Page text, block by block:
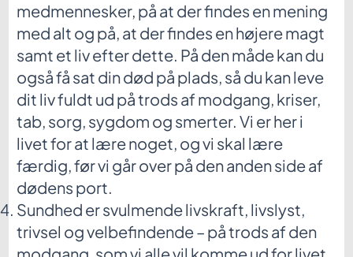
medmennesker, på at der findes en mening
med alt og på, at der findes en højere magt
samt et liv efter dette. På den måde kan du
også få sat din død på plads, så du kan leve
dit liv fuldt ud på trods af modgang, kriser,
tab, sorg, sygdom og smerter. Vi er her i
livet for at lære noget, og vi skal lære
færdig, før vi går over på den anden side af
dødens port.
Sundhed er svulmende livskraft, livslyst,
trivsel og velbefindende – på trods af den